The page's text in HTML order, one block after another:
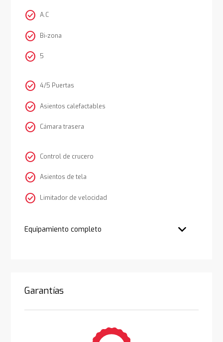
check_circle A.C
check_circle Bi-zona
check_circle 5
check_circle 4/5 Puertas
check_circle Asientos calefactables
check_circle Cámara trasera
check_circle Control de crucero
check_circle Asientos de tela
check_circle Limitador de velocidad
Equipamiento completo
Garantías